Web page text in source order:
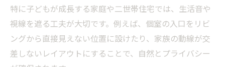
特に子どもが成長する家庭や二世帯住宅では、生活音や
視線を遮る工夫が大切です。例えば、個室の入口をリビ
ングから直接見えない位置に設けたり、家族の動線が交
差しないレイアウトにすることで、自然とプライバシー